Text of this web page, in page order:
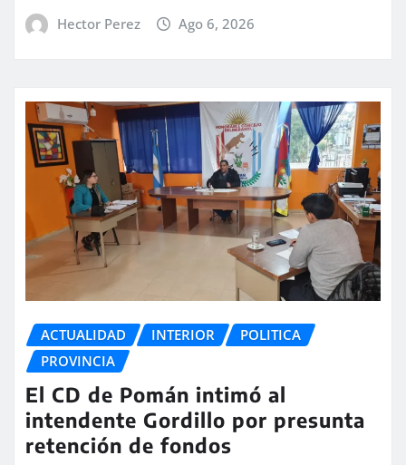
Hector Perez Ago 6, 2026
ACTUALIDAD INTERIOR
POLITICA
PROVINCIA
El CD de Pomán intimó al
intendente Gordillo por presunta
retención de fondos